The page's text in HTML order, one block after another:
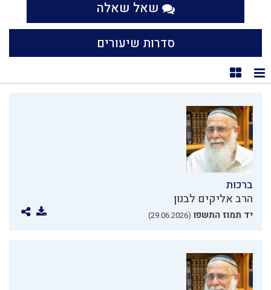
שאל שאלה
סדרות שיעורים
תצוגת רשימה
תצוגת קוביות
ברכות
הרב אליקים לבנון
יד תמוז התשפו (29.06.2026)